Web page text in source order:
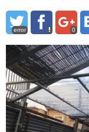
error 0